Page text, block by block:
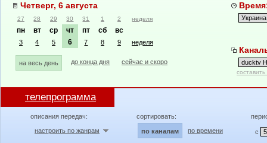
Четверг, 6 августа
27 28 29 30 31 1 2 неделя
пн вт ср чт пт сб вс
3 4 5 6 7 8 9 неделя
на весь день до конца дня сейчас и скоро
телепрограмма
описания передач:
настроить по жанрам
сортировать:
по каналам по времени с